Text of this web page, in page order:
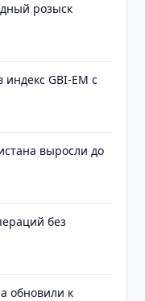
розыск
индекс GBI-EM с
выросли до
без
обновили к